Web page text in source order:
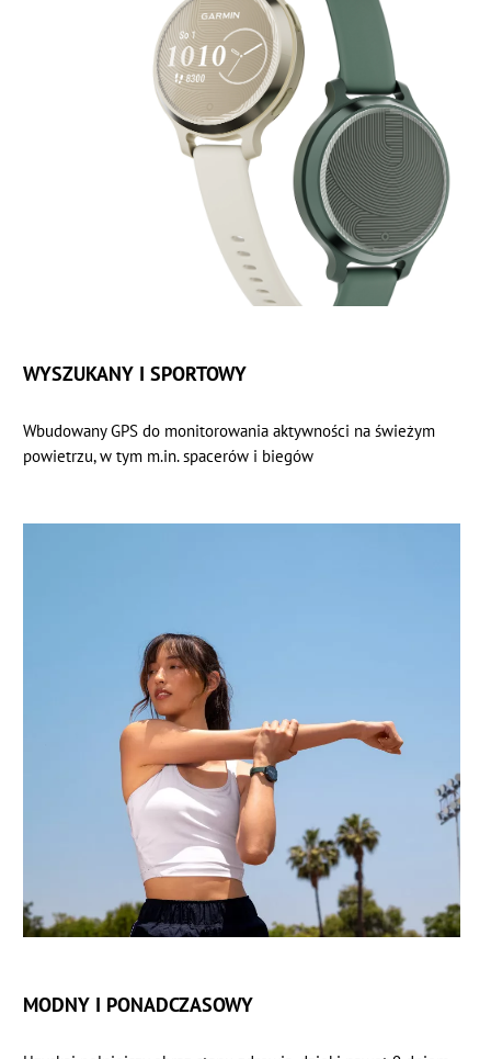
WYSZUKANY I SPORTOWY
Wbudowany GPS do monitorowania aktywności na świeżym
powietrzu, w tym m.in. spacerów i biegów
MODNY I PONADCZASOWY